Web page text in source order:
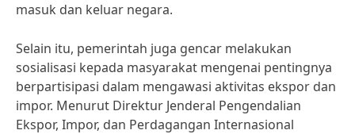
masuk dan keluar negara.
Selain itu, pemerintah juga gencar melakukan
sosialisasi kepada masyarakat mengenai pentingnya
berpartisipasi dalam mengawasi aktivitas ekspor dan
impor. Menurut Direktur Jenderal Pengendalian
Ekspor, Impor, dan Perdagangan Internasional